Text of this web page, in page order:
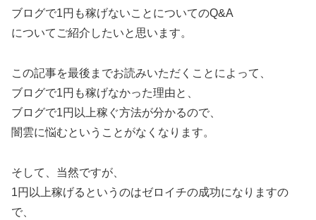
ブログで1円も稼げないことについてのQ&A
についてご紹介したいと思います。
この記事を最後までお読みいただくことによって、
ブログで1円も稼げなかった理由と、
ブログで1円以上稼ぐ方法が分かるので、
闇雲に悩むということがなくなります。
そして、当然ですが、
1円以上稼げるというのはゼロイチの成功になりますの
で、